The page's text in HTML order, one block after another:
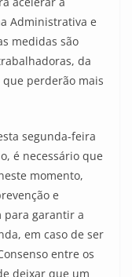
Administrativa e
medidas são
da
perderão mais
segunda-feira
é necessário que
momento,
e
para garantir a
em caso de ser
entre os
deixar que um